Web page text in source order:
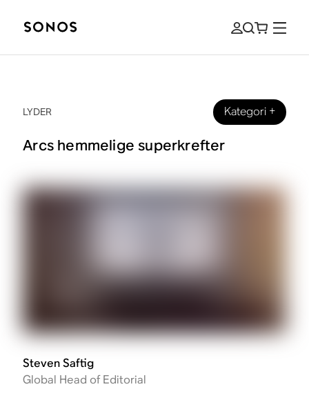
LYDER Kategori+
Arcs hemmelige superkrefter
Steven Saftig
Global Head of Editorial